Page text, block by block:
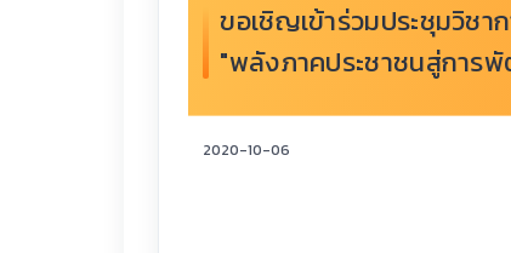
ขอเชิญเข้าร่วมประชุมวิช
"พลังภาคประชาชนสู่การ
2020-10-06